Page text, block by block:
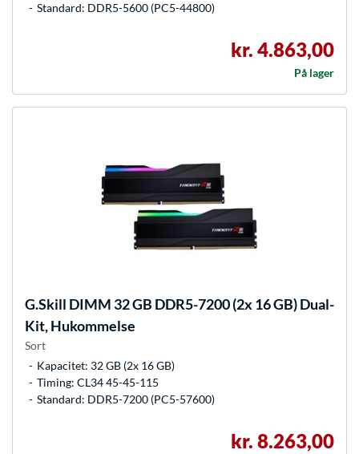
Standard: DDR5-5600 (PC5-44800)
kr. 4.863,00
På lager
G.Skill DIMM 32 GB DDR5-7200 (2x 16 GB) Dual-
Kit, Hukommelse
Sort
Kapacitet: 32 GB (2x 16 GB)
Timing: CL34 45-45-115
Standard: DDR5-7200 (PC5-57600)
kr. 8.263,00